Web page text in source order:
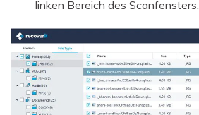
linken Bereich des Scanfensters.